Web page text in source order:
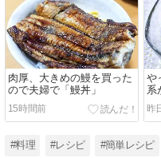
肉厚、大きめの鰻を買った
ので夫婦で「鰻丼」
15時間前
や
系
昨
#料理 #レシピ #簡単レシピ